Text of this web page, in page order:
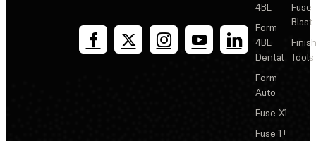
4BL
Form
4BL
Dental
Form
Auto
Fuse X1
Fuse 1+
Fuse
Blast
Tools